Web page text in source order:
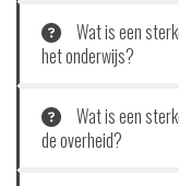
Wat is een
het onderwijs?
Wat is een
de overheid?